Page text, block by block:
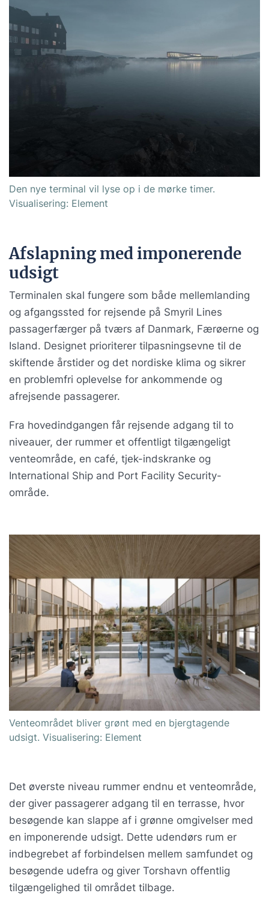
Den nye terminal vil lyse op i de mørke timer.
Visualisering: Element
Afslapning med imponerende
udsigt
Terminalen skal fungere som både mellemlanding
og afgangssted for rejsende på Smyril Lines
passagerfærger på tværs af Danmark, Færøerne og
Island. Designet prioriterer tilpasningsevne til de
skiftende årstider og det nordiske klima og sikrer
en problemfri oplevelse for ankommende og
afrejsende passagerer.
Fra hovedindgangen får rejsende adgang til to
niveauer, der rummer et offentligt tilgængeligt
venteområde, en café, tjek-indskranke og
International Ship and Port Facility Security-
område.
Venteområdet bliver grønt med en bjergtagende
udsigt. Visualisering: Element
Det øverste niveau rummer endnu et venteområde,
der giver passagerer adgang til en terrasse, hvor
besøgende kan slappe af i grønne omgivelser med
en imponerende udsigt. Dette udendørs rum er
indbegrebet af forbindelsen mellem samfundet og
besøgende udefra og giver Torshavn offentlig
tilgængelighed til området tilbage.